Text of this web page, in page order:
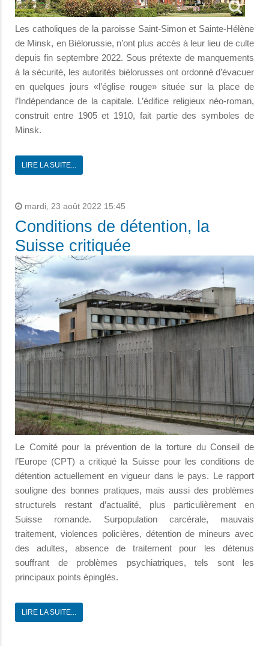
Les catholiques de la paroisse Saint-Simon et Sainte-Hélène
de Minsk, en Biélorussie, n’ont plus accès à leur lieu de culte
depuis fin septembre 2022. Sous prétexte de manquements
à la sécurité, les autorités biélorusses ont ordonné d’évacuer
en quelques jours «l’église rouge» située sur la place de
l’Indépendance de la capitale. L’édifice religieux néo-roman,
construit entre 1905 et 1910, fait partie des symboles de
Minsk.
LIRE LA SUITE...
mardi, 23 août 2022 15:45
Conditions de détention, la
Suisse critiquée
Le Comité pour la prévention de la torture du Conseil de
l’Europe (CPT) a critiqué la Suisse pour les conditions de
détention actuellement en vigueur dans le pays. Le rapport
souligne des bonnes pratiques, mais aussi des problèmes
structurels restant d’actualité, plus particulièrement en
Suisse romande. Surpopulation carcérale, mauvais
traitement, violences policières, détention de mineurs avec
des adultes, absence de traitement pour les détenus
souffrant de problèmes psychiatriques, tels sont les
principaux points épinglés.
LIRE LA SUITE...